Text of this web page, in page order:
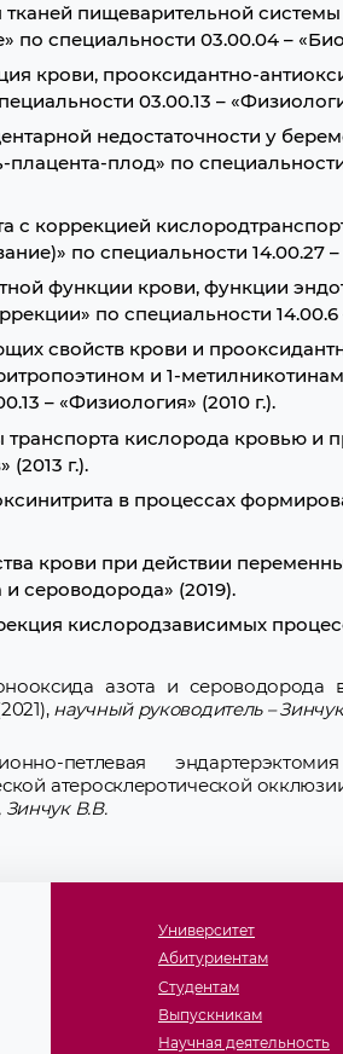
пищеварительной
специальности 03.00.04 –
крови, прооксидантно-
03.00.13 –
недостаточности у
плод» по
с коррекцией
по специальности 14.00.27 –
функции крови, функции
по специальности 14.00.6
свойств крови и
и 1-
– «Физиология» (2010 г.).
кислорода кровью и
г.).
в процессах
крови при действии
сероводорода» (2019).
кислородзависимых
азота и сероводорода в
научный руководитель –
петлевая
атеросклеротической
Зинчук В.В.
Университет
Абитуриентам
Студентам
Выпускникам
Научная деятельность